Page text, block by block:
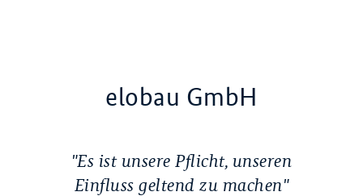
elobau GmbH
"Es ist unsere Pflicht, unseren
Einfluss geltend zu machen"